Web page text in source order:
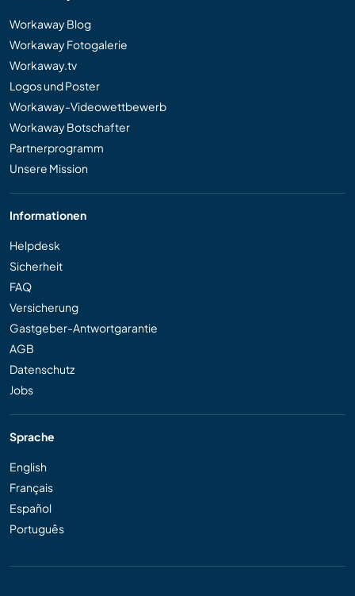
Workaway Blog
Workaway Fotogalerie
Workaway.tv
Logos und Poster
Workaway-Videowettbewerb
Workaway Botschafter
Partnerprogramm
Unsere Mission
Informationen
Helpdesk
Sicherheit
FAQ
Versicherung
Gastgeber-Antwortgarantie
AGB
Datenschutz
Jobs
Sprache
English
Français
Español
Português